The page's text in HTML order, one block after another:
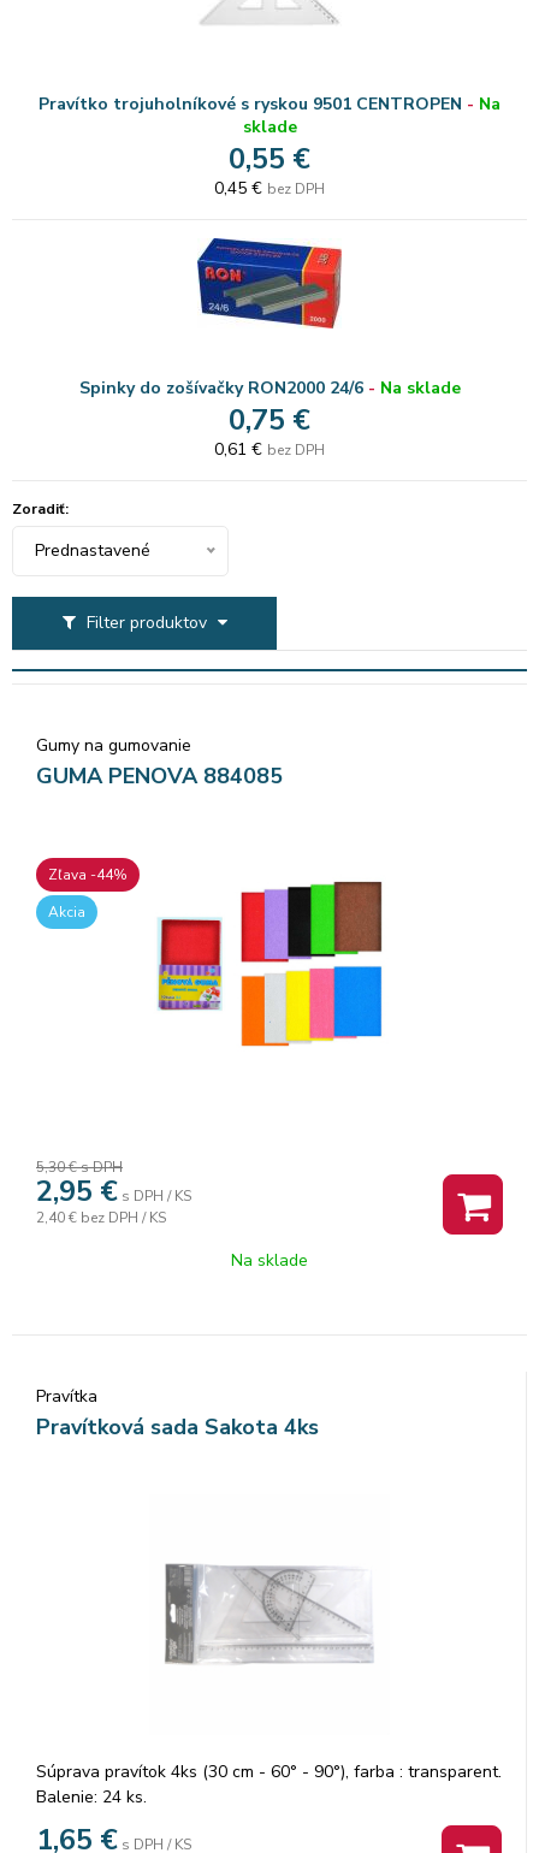
Pravítko trojuholníkové s ryskou 9501 CENTROPEN - Na
sklade
0,55 €
0,45 € bez DPH
Spinky do zošívačky RON2000 24/6- Na sklade
0,75 €
0,61 € bez DPH
Filter produktov
Zoradiť:
Prednastavené
Gumy na gumovanie
GUMA PENOVA 884085
Zľava -44%
Akcia
5,30 €s DPH
2,95 € s DPH / KS
2,40 € bez DPH / KS
Na sklade
Pravítka
Pravítková sada Sakota 4ks
Súprava pravítok 4ks (30 cm - 60° - 90°), farba : transparent.
Balenie: 24 ks.
1,65 € s DPH / KS